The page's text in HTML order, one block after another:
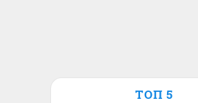
ТОП 5